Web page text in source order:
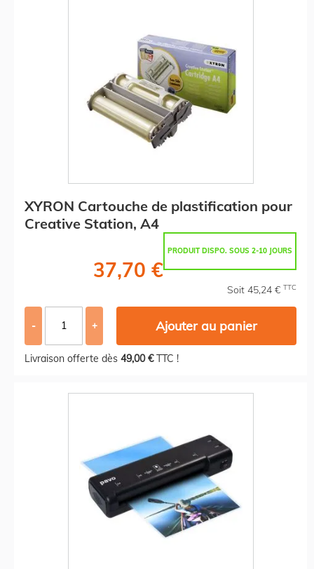
XYRON Cartouche de plastification pour
Creative Station, A4
PRODUIT DISPO. SOUS 2-10 JOURS
37,70 €
Soit 45,24 € TTC
- + Ajouter au panier
Livraison offerte dès 49,00 €TTC !